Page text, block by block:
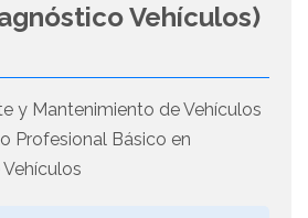
Vehículos)
y Mantenimiento de Vehículos
Profesional Básico en